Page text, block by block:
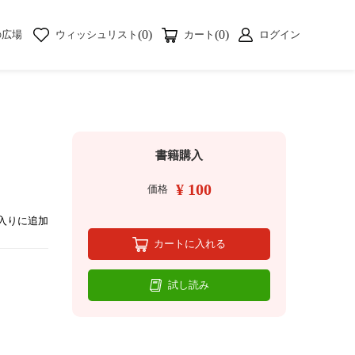
場 ウィッシュリスト (0) カート (0) ログイン
りに追加
書籍購入
価格 ¥ 100
カートに入れる
試し読み